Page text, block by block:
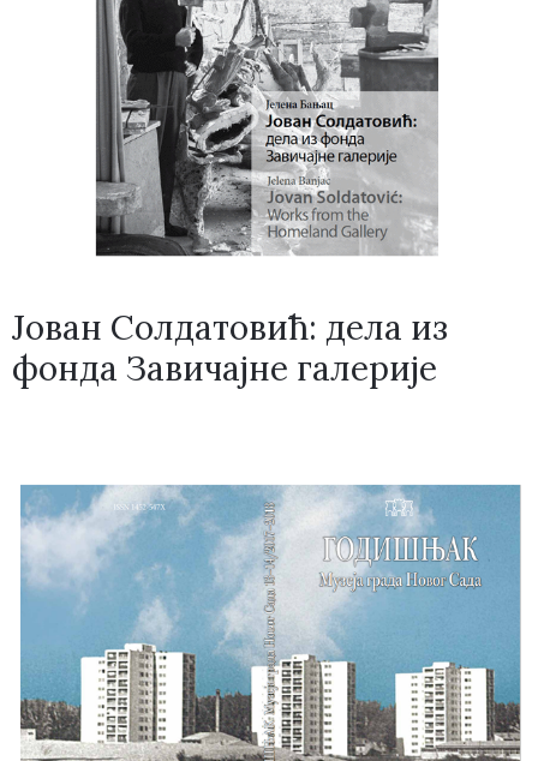
Јован Солдатовић: дела из
фонда Завичајне галерије